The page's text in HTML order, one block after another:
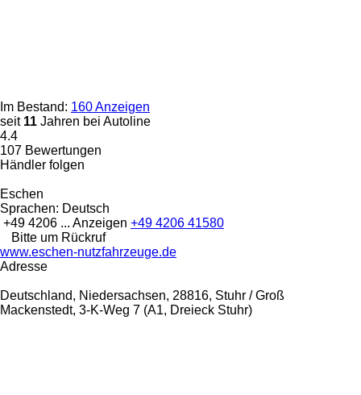
Im Bestand: 160 Anzeigen
seit 11 Jahren bei Autoline
4.4
107 Bewertungen
Händler folgen
Eschen
Sprachen: Deutsch
+49 4206 ... Anzeigen +49 4206 41580
Bitte um Rückruf
www.eschen-nutzfahrzeuge.de
Adresse
Deutschland, Niedersachsen, 28816, Stuhr / Groß
Mackenstedt, 3-K-Weg 7 (A1, Dreieck Stuhr)